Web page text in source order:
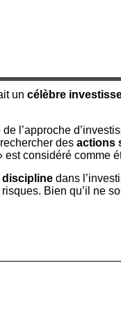
un célèbre
l’approche
des actions
est considéré comme
discipline dans
Bien qu’il ne